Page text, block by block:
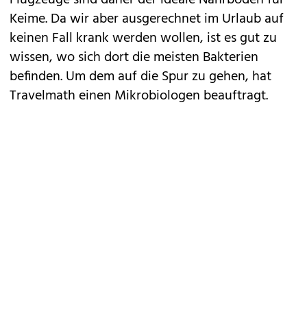
Keime. Da wir aber ausgerechnet im Urlaub auf
keinen Fall krank werden wollen, ist es gut zu
wissen, wo sich dort die meisten Bakterien
befinden. Um dem auf die Spur zu gehen, hat
Travelmatheinen Mikrobiologen beauftragt.